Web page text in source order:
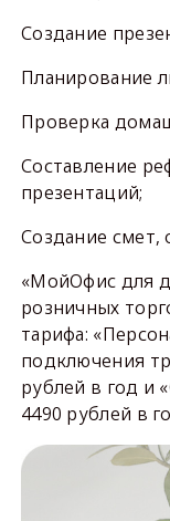
Создание
Планирование
Проверка
Составление
презентаций;
Создание смет,
«МойОфис для
розничных
тарифа:
подключения
рублей в год и
4490 рублей в